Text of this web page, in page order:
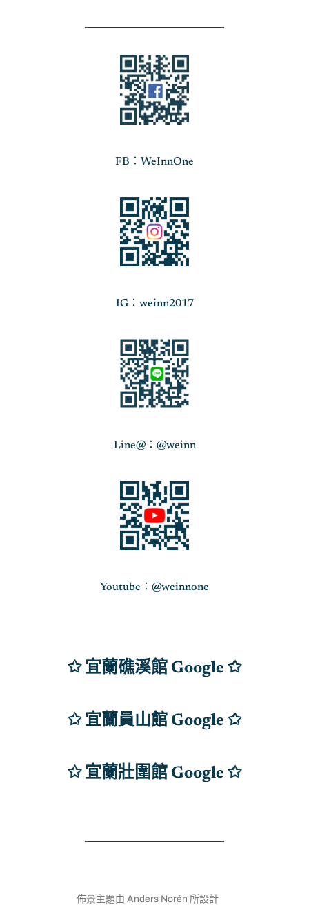
FB：WeInnOne
IG：weinn2017
Line@：@weinn
Youtube：@weinnone
✩ 宜蘭礁溪館 Google ✩
✩ 宜蘭員山館 Google ✩
✩ 宜蘭壯圍館 Google ✩
佈景主題由 Anders Norén 所設計